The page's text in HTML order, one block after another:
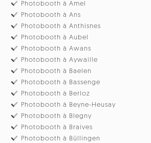
Photobooth à Amel
Photobooth à Ans
Photobooth à Anthisnes
Photobooth à Aubel
Photobooth à Awans
Photobooth à Aywaille
Photobooth à Baelen
Photobooth à Bassenge
Photobooth à Berloz
Photobooth à Beyne-Heusay
Photobooth à Blegny
Photobooth à Braives
Photobooth à Büllingen